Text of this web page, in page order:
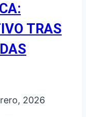
TRAS
2026